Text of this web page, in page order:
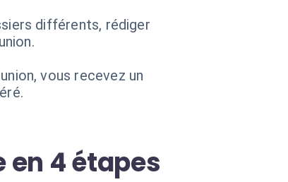
différents, rédiger
vous recevez un
4 étapes